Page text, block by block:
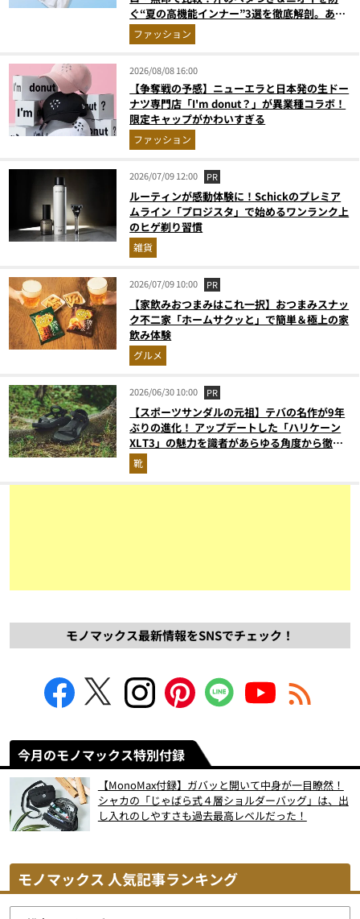
ぐ“夏の高機能インナー”3選を徹底解剖。あな
たに最適な1着は？
ファッション
2026/08/08 16:00
【争奪戦の予感】ニューエラと日本発の生ドー
ナツ専門店「I'm donut？」が異業種コラボ！
限定キャップがかわいすぎる
ファッション
2026/07/09 12:00 PR
ルーティンが感動体験に！Schickのプレミア
ムライン「プロジスタ」で始めるワンランク上
のヒゲ剃り習慣
雑貨
2026/07/09 10:00 PR
【家飲みおつまみはこれ一択】おつまみスナッ
ク不二家「ホームサクッと」で簡単＆極上の家
飲み体験
グルメ
2026/06/30 10:00 PR
【スポーツサンダルの元祖】テバの名作が9年
ぶりの進化！ アップデートした「ハリケーン
XLT3」の魅力を識者があらゆる角度から徹底
解説！
靴
モノマックス最新情報をSNSでチェック！
今月のモノマックス特別付録
【MonoMax付録】ガバッと開いて中身が一目瞭然！
シャカの「じゃばら式４層ショルダーバッグ」は、出
し入れのしやすさも過去最高レベルだった！
モノマックス 人気記事ランキング